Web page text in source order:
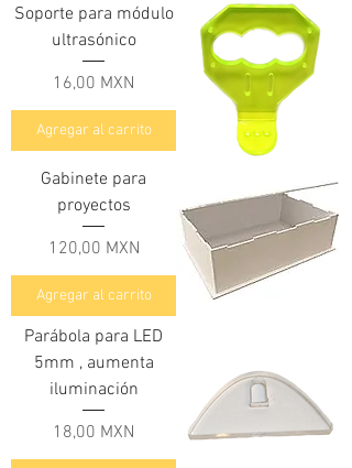
Soporte para módulo
ultrasónico
Precio
16,00 MXN
Agregar al carrito
Gabinete para
proyectos
Precio
120,00 MXN
Agregar al carrito
Parábola para LED
5mm , aumenta
iluminación
Precio
18,00 MXN